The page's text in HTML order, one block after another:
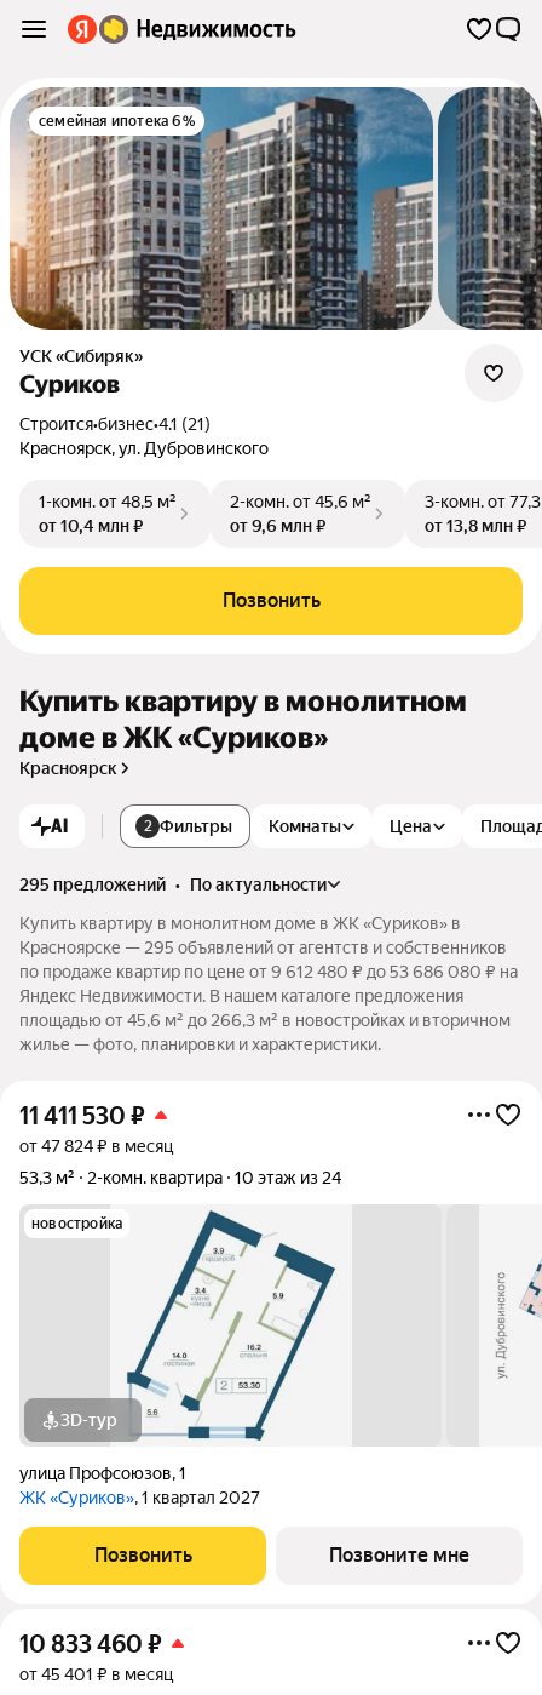
семейная ипотека 6%
УСК «Сибиряк»
Суриков
Строится•бизнес•4.1 (21)
Красноярск,ул. Дубровинского
1-комн.от 48,5 м²
от 10,4 млн ₽
2-комн.от 45,6 м²
от 9,6 млн ₽
3-комн.от
от 13,8 млн ₽
Позвонить
Купить квартиру в монолитном
доме в ЖК «Суриков»
Красноярск
AI 2 Фильтры Комнаты Цена
295 предложений •
по актуальности
Купить квартиру в монолитном доме в ЖК «Суриков» в
Красноярске — 295 объявлений от агентств и собственников
по продаже квартир по цене от 9 612 480 ₽ до 53 686 080 ₽ на
Яндекс Недвижимости. В нашем каталоге предложения
площадью от 45,6 м² до 266,3 м² в новостройках и вторичном
жилье — фото, планировки и характеристики.
11 411 530 ₽
от 47 824 ₽ в месяц
53,3 м²
2-комн. квартира 10 этаж из 24
новостройка
3D-тур
улица Профсоюзов,1
ЖК «Суриков», 1 квартал 2027
Позвонить Позвоните мне
10 833 460 ₽
от 45 401 ₽ в месяц